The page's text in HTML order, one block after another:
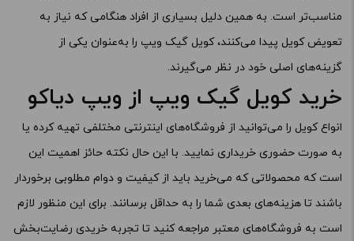
مناسب‌تر است. به همین دلیل بسیاری از افراد هنگامی که نیاز به
تعویض کویل پیدا می‌کنند، کویل گیک ویپ را به‌عنوان یکی از
گزینه‌های اصلی خود در نظر می‌گیرند.
خرید کویل گیک ویپ از ویپ دیاکو
انواع کویل را می‌توانید از فروشگاه‌های اینترنتی مختلفی تهیه کرده یا
به صورت حضوری خریداری نمایید. با این حال نکته حائز اهمیت این
است که محصولاتی که می‌خرید باید از کیفیت و دوام مطلوبی برخوردار
باشند تا هزینه‌های بعدی شما را به حداقل برسانند. برای این منظور لازم
است به فروشگاه‌های معتبر مراجعه کنید تا تجربه خریدی رضایت‌بخش